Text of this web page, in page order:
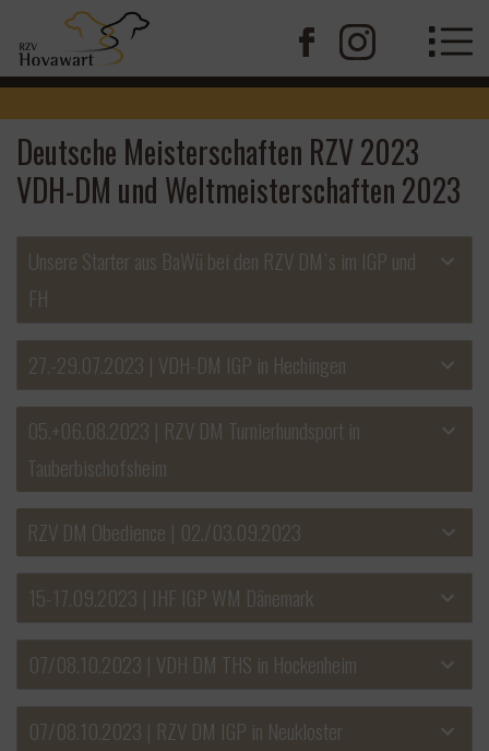
Deutsche Meisterschaften RZV 2023
VDH-DM und Weltmeisterschaften 2023
Unsere Starter aus BaWü bei den RZV DM`s im IGP und
FH
27.-29.07.2023 | VDH-DM IGP in Hechingen
05.+06.08.2023 | RZV DM Turnierhundsport in
Tauberbischofsheim
RZV DM Obedience | 02./03.09.2023
15-17.09.2023 | IHF IGP WM Dänemark
07/08.10.2023 | VDH DM THS in Hockenheim
07/08.10.2023 | RZV DM IGP in Neukloster